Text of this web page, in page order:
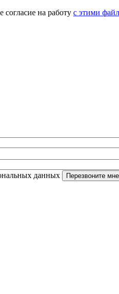
согласие на работу с этими
данных